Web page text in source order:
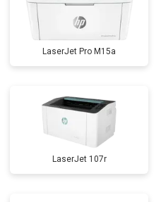
LaserJet Pro M15a
LaserJet 107r